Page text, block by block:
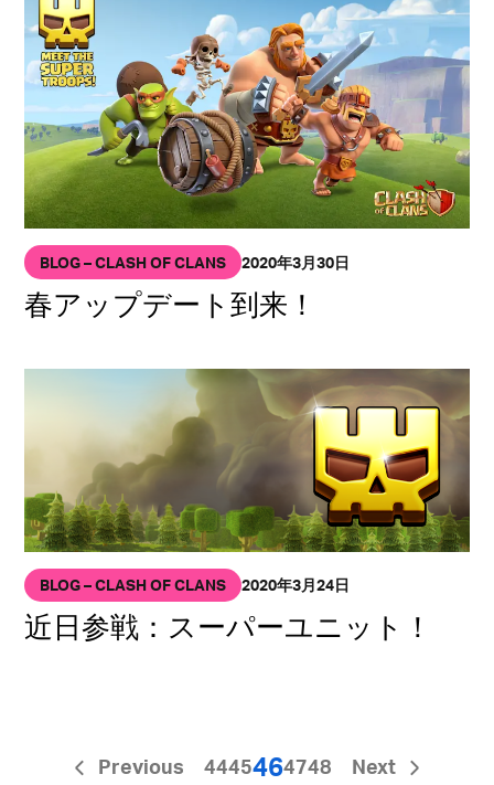
BLOG – CLASH OF CLANS 2020年3月30日
春アップデート到来！
BLOG – CLASH OF CLANS 2020年3月24日
近日参戦：スーパーユニット！
Previous 4445464748 Next